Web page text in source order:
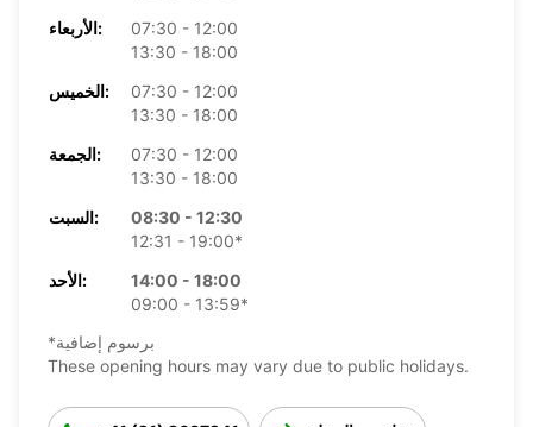
الأربعاء:
07:30 - 12:00
13:30 - 18:00
الخميس:
07:30 - 12:00
13:30 - 18:00
الجمعة:
07:30 - 12:00
13:30 - 18:00
السبت:
08:30 - 12:30
12:31 - 19:00*
الأحد:
14:00 - 18:00
09:00 - 13:59*
*برسوم إضافية
These opening hours may vary due to public holidays.